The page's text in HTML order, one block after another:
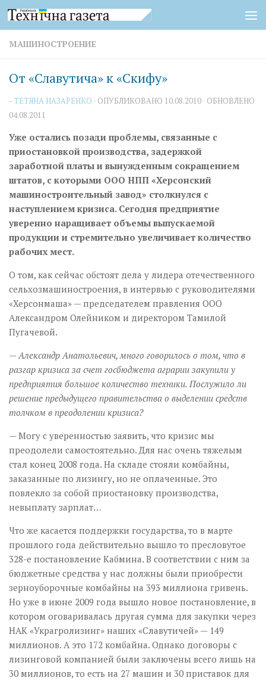
Перейти к содержимому
МАШИНОСТРОЕНИЕ
От «Славутича» к «Скифу»
- ТЕТЯНА НАЗАРЕНКО · ОПУБЛИКОВАНО 10.08.2010 · ОБНОВЛЕНО
04.08.2011
Уже остались позади проблемы, связанные с
приостановкой производства, задержкой
заработной платы и вынужденным сокращением
штатов, с которыми ООО НПП «Херсонский
машиностроительный завод» столкнулся с
наступлением кризиса. Сегодня предприятие
уверенно наращивает объемы выпускаемой
продукции и стремительно увеличивает количество
рабочих мест.
О том, как сейчас обстоят дела у лидера отечественного
сельхозмашиностроения, в интервью с руководителями
«Херсонмаша» — председателем правления ООО
Александром Олейником и директором Тамилой
Пугачевой.
— Александр Анатольевич, много говорилось о том, что в
разгар кризиса за счет госбюджета аграрии закупили у
предприятия большое количество техники. Послужило ли
решение предыдущего правительства о выделении средств
толчком в преодолении кризиса?
— Могу с уверенностью заявить, что кризис мы
преодолели самостоятельно. Для нас очень тяжелым
стал конец 2008 года. На складе стояли комбайны,
заказанные по лизингу, но не оплаченные. Это
повлекло за собой приостановку производства,
невыплату зарплат…
Что же касается поддержки государства, то в марте
прошлого года действительно вышло то пресловутое
328-е постановление Кабмина. В соответствии с ним за
бюджетные средства у нас должны были приобрести
зерноуборочные комбайны на 393 миллиона гривень.
Но уже в июне 2009 года вышло новое постановление, в
котором оговаривалась другая сумма для закупки через
НАК «Украгролизинг» наших «Славутичей» — 149
миллионов. А это 172 комбайна. Однако договоры с
лизинговой компанией были заключены всего лишь на
30 миллионов, то есть на 27 машин и 30 приставок для